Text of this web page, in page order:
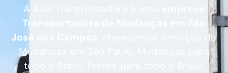
A ADJ Transportadora é uma
Transportadora de Mudanças
José dos Campos
, oferecemos serviços de
Mudanças em São Paulo, Mudanças para
todo o Brasil, Fretes para todo o Brasil,